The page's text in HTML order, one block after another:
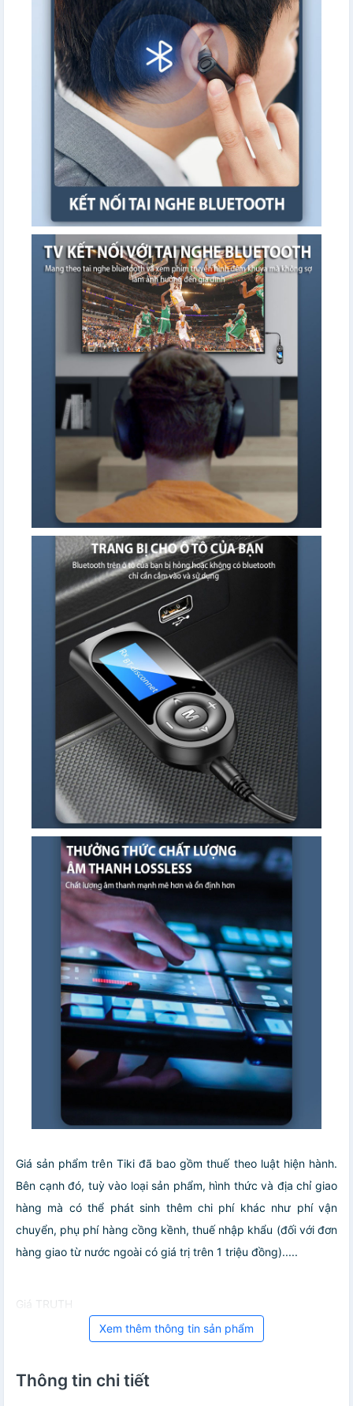
Giá sản phẩm trên Tiki đã bao gồm thuế theo luật hiện hành.
Bên cạnh đó, tuỳ vào loại sản phẩm, hình thức và địa chỉ giao
hàng mà có thể phát sinh thêm chi phí khác như phí vận
chuyển, phụ phí hàng cồng kềnh, thuế nhập khẩu (đối với đơn
hàng giao từ nước ngoài có giá trị trên 1 triệu đồng).....
Giá TRUTH
Xem thêm thông tin sản phẩm
Thông tin chi tiết